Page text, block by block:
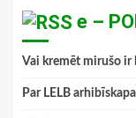
e –
Vai kremēt mirušo ir
Par LELB